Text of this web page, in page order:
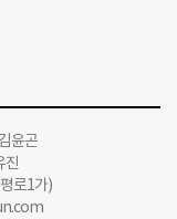
윤곤
진
로1가)